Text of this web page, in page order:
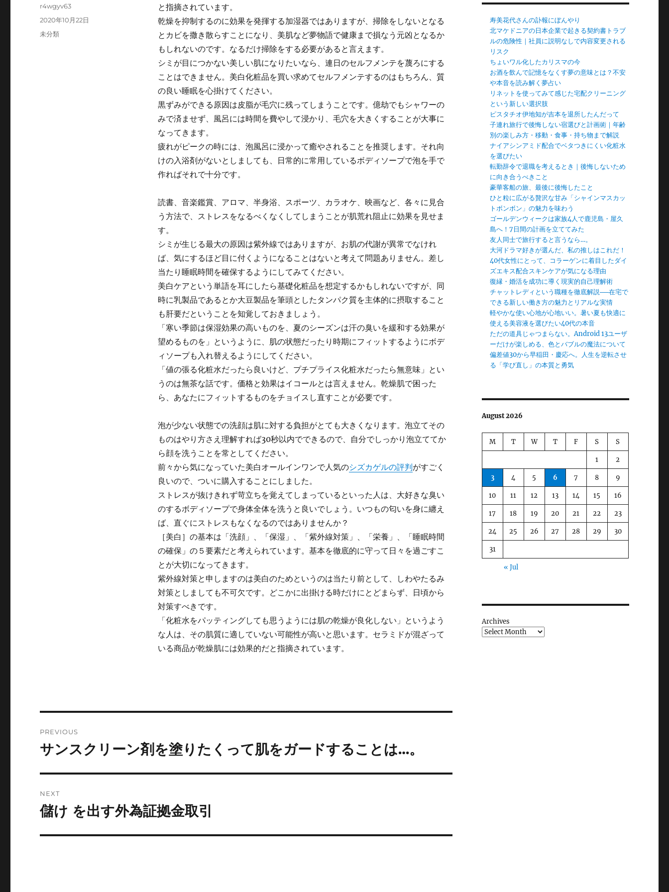
と指摘されています。
乾燥を抑制するのに効果を発揮する加湿器ではありますが、掃除をしないとなる
とカビを撒き散らすことになり、美肌など夢物語で健康まで損なう元凶となるか
もしれないのです。なるだけ掃除をする必要があると言えます。
シミが目につかない美しい肌になりたいなら、連日のセルフメンテを蔑ろにする
ことはできません。美白化粧品を買い求めてセルフメンテするのはもちろん、質
の良い睡眠を心掛けてください。
黒ずみができる原因は皮脂が毛穴に残ってしまうことです。億劫でもシャワーの
みで済ませず、風呂には時間を費やして浸かり、毛穴を大きくすることが大事に
なってきます。
疲れがピークの時には、泡風呂に浸かって癒やされることを推奨します。それ向
けの入浴剤がないとしましても、日常的に常用しているボディソープで泡を手で
作ればそれで十分です。
読書、音楽鑑賞、アロマ、半身浴、スポーツ、カラオケ、映画など、各々に見合
う方法で、ストレスをなるべくなくしてしまうことが肌荒れ阻止に効果を見せま
す。
シミが生じる最大の原因は紫外線ではありますが、お肌の代謝が異常でなけれ
ば、気にするほど目に付くようになることはないと考えて問題ありません。差し
当たり睡眠時間を確保するようにしてみてください。
美白ケアという単語を耳にしたら基礎化粧品を想定するかもしれないですが、同
時に乳製品であるとか大豆製品を筆頭としたタンパク質を主体的に摂取すること
も肝要だということを知覚しておきましょう。
「寒い季節は保湿効果の高いものを、夏のシーズンは汗の臭いを緩和する効果が
望めるものを」というように、肌の状態だったり時期にフィットするようにボデ
ィソープも入れ替えるようにしてください。
「値の張る化粧水だったら良いけど、プチプライス化粧水だったら無意味」とい
うのは無茶な話です。価格と効果はイコールとは言えません。乾燥肌で困った
ら、あなたにフィットするものをチョイスし直すことが必要です。
泡が少ない状態での洗顔は肌に対する負担がとても大きくなります。泡立てその
ものはやり方さえ理解すれば30秒以内でできるので、自分でしっかり泡立ててか
ら顔を洗うことを常としてください。
前々から気になっていた美白オールインワンで人気のシズカゲルの評判がすごく
良いので、ついに購入することにしました。
ストレスが抜けきれず苛立ちを覚えてしまっているといった人は、大好きな臭い
のするボディソープで身体全体を洗うと良いでしょう。いつもの匂いを身に纏え
ば、直ぐにストレスもなくなるのではありませんか？
［美白］の基本は「洗顔」、「保湿」、「紫外線対策」、「栄養」、「睡眠時間
の確保」の５要素だと考えられています。基本を徹底的に守って日々を過ごすこ
とが大切になってきます。
紫外線対策と申しますのは美白のためというのは当たり前として、しわやたるみ
対策としましても不可欠です。どこかに出掛ける時だけにとどまらず、日頃から
対策すべきです。
「化粧水をパッティングしても思うようには肌の乾燥が良化しない」というよう
な人は、その肌質に適していない可能性が高いと思います。セラミドが混ざって
いる商品が乾燥肌には効果的だと指摘されています。
Author
r4wgyv63
Posted
on
2020年10月22日
Categories
未分類
navigation
PREVIOUS
Previous
サンスクリーン剤を塗りたくって肌をガードすることは…。
NEXT
Next
儲け を出す外為証拠金取引
寿美花代さんの訃報にぼんやり
北マケドニアの日本企業で起きる契約書トラブ
ルの危険性｜社員に説明なしで内容変更される
リスク
ちょいワル化したカリスマの今
お酒を飲んで記憶をなくす夢の意味とは？不安
や本音を読み解く夢占い
リネットを使ってみて感じた宅配クリーニング
という新しい選択肢
ピスタチオ伊地知が吉本を退所したんだって
子連れ旅行で後悔しない宿選びと計画術｜年齢
別の楽しみ方・移動・食事・持ち物まで解説
ナイアシンアミド配合でベタつきにくい化粧水
を選びたい
転勤辞令で退職を考えるとき｜後悔しないため
に向き合うべきこと
豪華客船の旅、最後に後悔したこと
ひと粒に広がる贅沢な甘み「シャインマスカッ
トボンボン」の魅力を味わう
ゴールデンウィークは家族4人で鹿児島・屋久
島へ！7日間の計画を立ててみた
友人同士で旅行すると言うなら…。
大河ドラマ好きが選んだ、私の推しはこれだ！
40代女性にとって、コラーゲンに着目したダイ
ズエキス配合スキンケアが気になる理由
復縁・婚活を成功に導く現実的自己理解術
チャットレディという職種を徹底解説──在宅で
できる新しい働き方の魅力とリアルな実情
軽やかな使い心地が心地いい。暑い夏も快適に
使える美容液を選びたい40代の本音
ただの道具じゃつまらない。Android 13ユーザ
ーだけが楽しめる、色とバブルの魔法について
偏差値30から早稲田・慶応へ。人生を逆転させ
る「学び直し」の本質と勇気
August 2026
M T W T F S S
1 2
3 4 5 6 7 8 9
10 11 12 13 14 15 16
17 18 19 20 21 22 23
24 25 26 27 28 29 30
31
« Jul
Archives